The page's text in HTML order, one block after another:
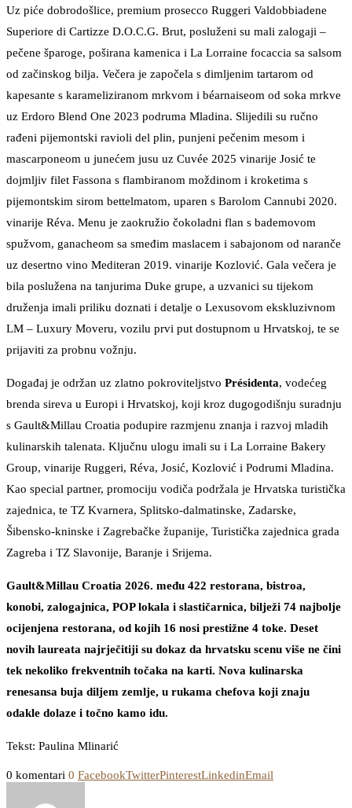
Uz piće dobrodošlice, premium prosecco Ruggeri Valdobbiadene
Superiore di Cartizze D.O.C.G. Brut, posluženi su mali zalogaji –
pečene šparoge, poširana kamenica i La Lorraine focaccia sa salsom
od začinskog bilja. Večera je započela s dimljenim tartarom od
kapesante s karameliziranom mrkvom i béarnaiseom od soka mrkve
uz Erdoro Blend One 2023 podruma Mladina. Slijedili su ručno
rađeni pijemontski ravioli del plin, punjeni pečenim mesom i
mascarponeom u junećem jusu uz Cuvée 2025 vinarije Josić te
dojmljiv filet Fassona s flambiranom moždinom i kroketima s
pijemontskim sirom bettelmatom, uparen s Barolom Cannubi 2020.
vinarije Réva. Menu je zaokružio čokoladni flan s bademovom
spužvom, ganacheom sa smeđim maslacem i sabajonom od naranče
uz desertno vino Mediteran 2019. vinarije Kozlović. Gala večera je
bila poslužena na tanjurima Duke grupe, a uzvanici su tijekom
druženja imali priliku doznati i detalje o Lexusovom ekskluzivnom
LM – Luxury Moveru, vozilu prvi put dostupnom u Hrvatskoj, te se
prijaviti za probnu vožnju.
Događaj je održan uz zlatno pokroviteljstvo Présidenta, vodećeg
brenda sireva u Europi i Hrvatskoj, koji kroz dugogodišnju suradnju
s Gault&Millau Croatia podupire razmjenu znanja i razvoj mladih
kulinarskih talenata. Ključnu ulogu imali su i La Lorraine Bakery
Group, vinarije Ruggeri, Réva, Josić, Kozlović i Podrumi Mladina.
Kao special partner, promociju vodiča podržala je Hrvatska turistička
zajednica, te TZ Kvarnera, Splitsko-dalmatinske, Zadarske,
Šibensko-kninske i Zagrebačke županije, Turistička zajednica grada
Zagreba i TZ Slavonije, Baranje i Srijema.
Gault&Millau Croatia 2026. među 422 restorana, bistroa,
konobi, zalogajnica, POP lokala i slastičarnica, bilježi 74 najbolje
ocijenjena restorana, od kojih 16 nosi prestižne 4 toke. Deset
novih laureata najrječitiji su dokaz da hrvatsku scenu više ne čini
tek nekoliko frekventnih točaka na karti. Nova kulinarska
renesansa buja diljem zemlje, u rukama chefova koji znaju
odakle dolaze i točno kamo idu.
Tekst: Paulina Mlinarić
0 komentari 0 FacebookTwitterPinterestLinkedinEmail